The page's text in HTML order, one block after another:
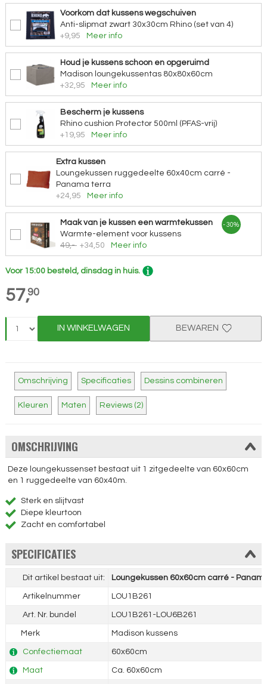
Voorkom dat kussens wegschuiven
Anti-slipmat zwart 30x30cm Rhino (set van 4)
+9,95
Meer info
Houd je kussens schoon en opgeruimd
Madison loungekussentas 80x80x60cm
+32,95
Meer info
Bescherm je kussens
Rhino cushion Protector 500ml (PFAS-vrij)
+19,95
Meer info
Extra kussen
Loungekussen ruggedeelte 60x40cm carré -
Panama terra
+24,95
Meer info
Maak van je kussen een warmtekussen
Warmte-element voor kussens
49,- +34,50 Meer info
- 30%
Voor 15:00 besteld, dinsdag in huis.
57,90
IN WINKELWAGEN BEWAREN
Omschrijving Specificaties Dessins combineren
Kleuren Maten Reviews (2)
OMSCHRIJVING
Deze loungekussenset bestaat uit 1 zitgedeelte van 60x60cm
en 1 ruggedeelte van 60x40m.
Sterk en slijtvast
Diepe kleurtoon
Zacht en comfortabel
SPECIFICATIES
Dit artikel bestaat uit: Loungekussen 60x60cm carré -
Artikelnummer LOU1B261
Art. Nr. bundel LOU1B261-LOU6B261
Merk Madison kussens
Confectiemaat 60x60cm
Maat Ca. 60x60cm